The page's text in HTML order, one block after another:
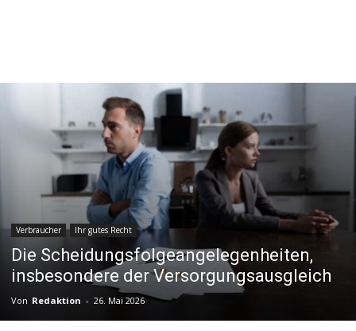
Verbraucher Ihr gutes Recht
Die Scheidungsfolgeangelegenheiten,
insbesondere der Versorgungsausgleich
Von Redaktion - 26. Mai 2026